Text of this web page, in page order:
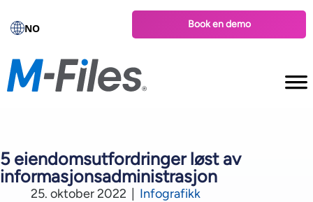
NO Book en demo
5 eiendomsutfordringer løst av
informasjonsadministrasjon
25. oktober 2022 Infografikk